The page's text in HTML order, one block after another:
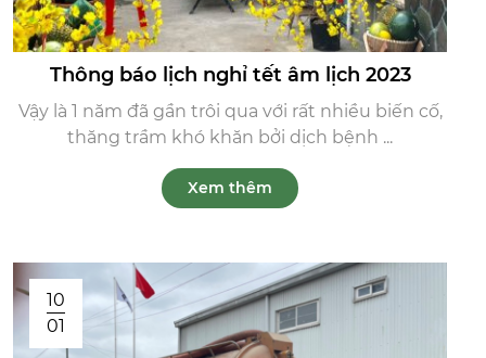
Thông báo lịch nghỉ tết âm lịch 2023
Vậy là 1 năm đã gần trôi qua với rất nhiều biến cố,
thăng trầm khó khăn bởi dịch bệnh ...
Xem thêm
10
01